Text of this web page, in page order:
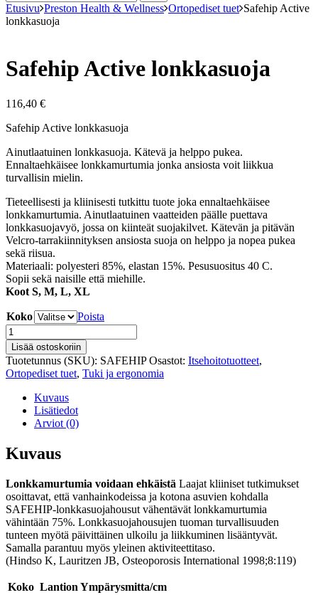
Etusivu Preston Health & Wellness Ortopediset tuet Safehip Active
lonkkasuoja
Safehip Active lonkkasuoja
116,40 €
Safehip Active lonkkasuoja
Ainutlaatuinen lonkkasuoja. Kätevä ja helppo pukea.
Ennaltaehkäisee lonkkamurtumia jonka ansiosta voit liikkua
turvallisin mielin.
Tieteellisesti ja kliinisesti tutkittu tuote joka ennaltaehkäisee
lonkkamurtumia. Ainutlaatuinen vaatteiden päälle puettava
lonkkasuojavyö, jossa on kiinteät suojakilvet. Kätevän ja pitävän
Velcro-tarrakiinnityksen ansiosta suoja on helppo ja nopea pukea
sekä riisua.
Materiaali: polyesteri 85%, elastan 15%. Pesusuositus 40 C.
Sopii sekä naisille että miehille.
Koot S, M, L, XL
Koko
Poista
Safehip
Active
lonkkasuoja
määrä
Lisää ostoskoriin
Tuotetunnus (SKU): SAFEHIP Osastot: Itsehoitotuotteet,
Ortopediset tuet, Tuki ja ergonomia
Kuvaus
Lisätiedot
Arviot (0)
Kuvaus
Lonkkamurtumia voidaan ehkäistä Laajat kliiniset tutkimukset
osoittavat, että vanhainkodeissa ja kotona asuvien kohdalla
SAFEHIP-lonkkasuojahousut vähentävät lonkkamurtumia
vähintään 75%. Lonkkasuojahousujen tuoman turvallisuuden
tunteen myötä päivittäinen ulkoilu ja liikkuminen lisääntyvät.
Samalla parantuu myös yleinen aktiviteettitaso.
(Hindso K, Lauritzen JB, Osteoporosis International 1998;8:119)
Koko Lantion Ympärysmitta/cm